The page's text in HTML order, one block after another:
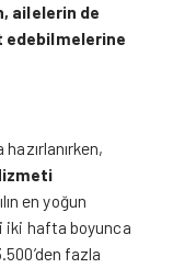
ailelerin de
edebilmelerine
en yoğun
iki hafta boyunca
fazla